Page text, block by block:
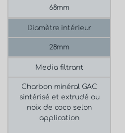
68mm
Diamètre intérieur
28mm
Media filtrant
Charbon minéral GAC
sintérisé et extrudé ou
noix de coco selon
application